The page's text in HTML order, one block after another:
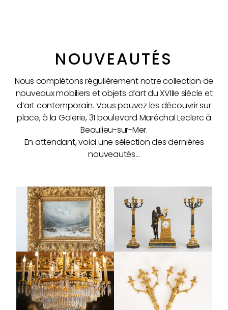
NOUVEAUTÉS
Nous complétons régulièrement notre collection de
nouveaux mobiliers et objets d’art du XVIIIe siècle et
d’art contemporain. Vous pouvez les découvrir sur
place, à la Galerie, 31 boulevard Maréchal Leclerc à
Beaulieu-sur-Mer.
En attendant, voici une sélection des dernières
nouveautés…